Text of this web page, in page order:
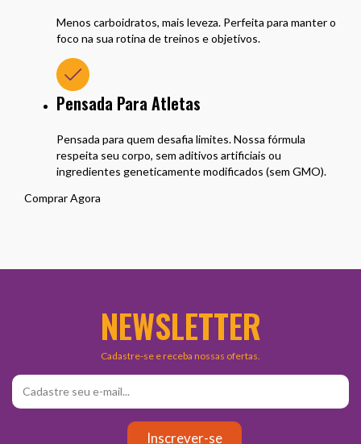
Menos carboidratos, mais leveza. Perfeita para manter o
foco na sua rotina de treinos e objetivos.
Pensada Para Atletas
Pensada para quem desafia limites. Nossa fórmula
respeita seu corpo, sem aditivos artificiais ou
ingredientes geneticamente modificados (sem GMO).
Comprar Agora
NEWSLETTER
Cadastre-se e receba nossas ofertas.